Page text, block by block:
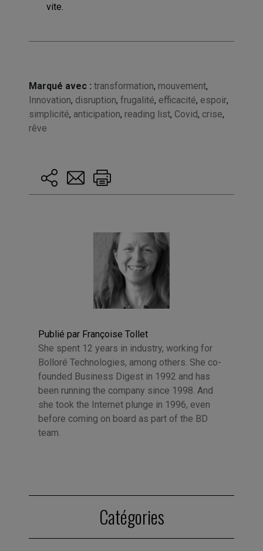
vite.
Marqué avec : transformation, mouvement,
Innovation, disruption, frugalité, efficacité, espoir,
simplicité, anticipation, reading list, Covid, crise,
rêve
Publié par Françoise Tollet
She spent 12 years in industry, working for
Bolloré Technologies, among others. She co-
founded Business Digest in 1992 and has
been running the company since 1998. And
she took the Internet plunge in 1996, even
before coming on board as part of the BD
team.
Catégories